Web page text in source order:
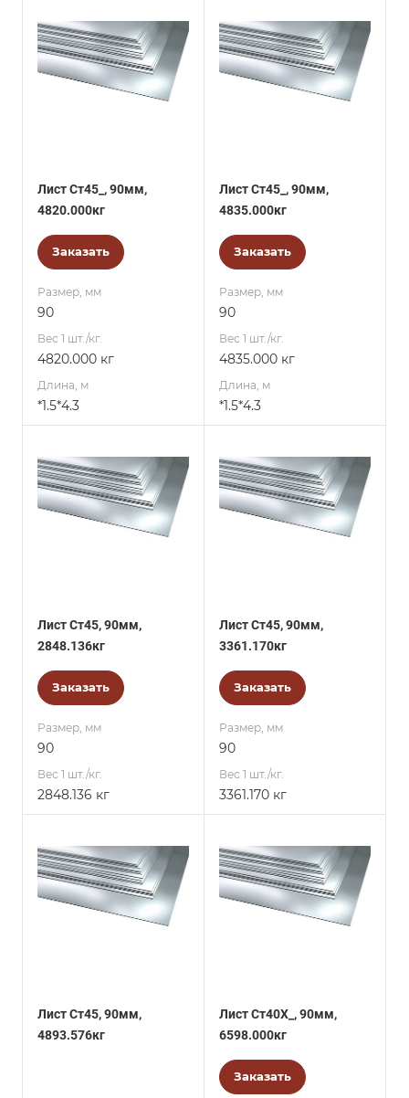
Лист Ст45_, 90мм,
4820.000кг
Заказать
Размер, мм
90
Вес 1 шт./кг.
4820.000 кг
Длина, м
*1.5*4.3
Лист Ст45_, 90мм,
4835.000кг
Заказать
Размер, мм
90
Вес 1 шт./кг.
4835.000 кг
Длина, м
*1.5*4.3
Лист Ст45, 90мм,
2848.136кг
Заказать
Размер, мм
90
Вес 1 шт./кг.
2848.136 кг
Лист Ст45, 90мм,
3361.170кг
Заказать
Размер, мм
90
Вес 1 шт./кг.
3361.170 кг
Лист Ст45, 90мм,
4893.576кг
Лист Ст40Х_, 90мм,
6598.000кг
Заказать